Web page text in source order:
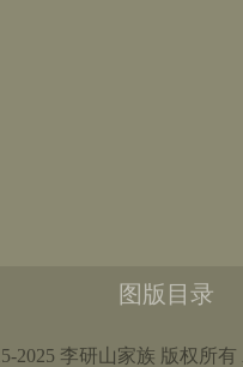
图版目录
2025 李研山家族 版权所有